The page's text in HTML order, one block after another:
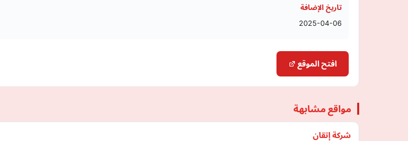
تاريخ الإضافة
2025-04-06
افتح الموقع
مواقع مشابهة
شركة إتقان